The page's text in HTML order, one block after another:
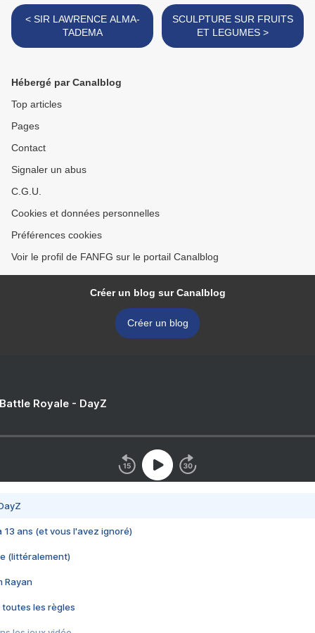
< SIR LAWRENCE ALMA-
TADEMA
SCULPTURE SUR FRUITS
ET LEGUMES >
Hébergé par Canalblog
Top articles
Pages
Contact
Signaler un abus
C.G.U.
Cookies et données personnelles
Préférences cookies
Voir le profil de FANFG sur le portail Canalblog
Créer un blog sur Canalblog
Créer un blog
Royale - DayZ
13 ans (et vous l'avez ignoré)
(littéralement)
Rayan
toutes les règles